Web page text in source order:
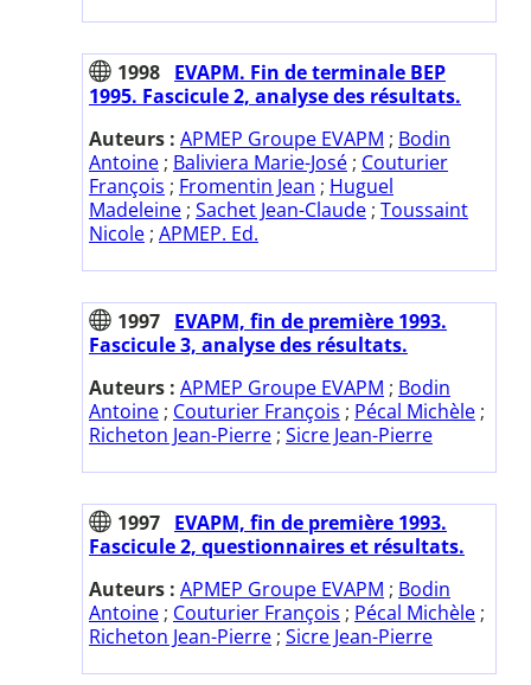
1998 EVAPM. Fin de terminale BEP
1995. Fascicule 2, analyse des résultats.
Auteurs : APMEP Groupe EVAPM ; Bodin
Antoine ; Baliviera Marie-José ; Couturier
François ; Fromentin Jean ; Huguel
Madeleine ; Sachet Jean-Claude ; Toussaint
Nicole ; APMEP. Ed.
1997 EVAPM, fin de première 1993.
Fascicule 3, analyse des résultats.
Auteurs : APMEP Groupe EVAPM ; Bodin
Antoine ; Couturier François ; Pécal Michèle ;
Richeton Jean-Pierre ; Sicre Jean-Pierre
1997 EVAPM, fin de première 1993.
Fascicule 2, questionnaires et résultats.
Auteurs : APMEP Groupe EVAPM ; Bodin
Antoine ; Couturier François ; Pécal Michèle ;
Richeton Jean-Pierre ; Sicre Jean-Pierre